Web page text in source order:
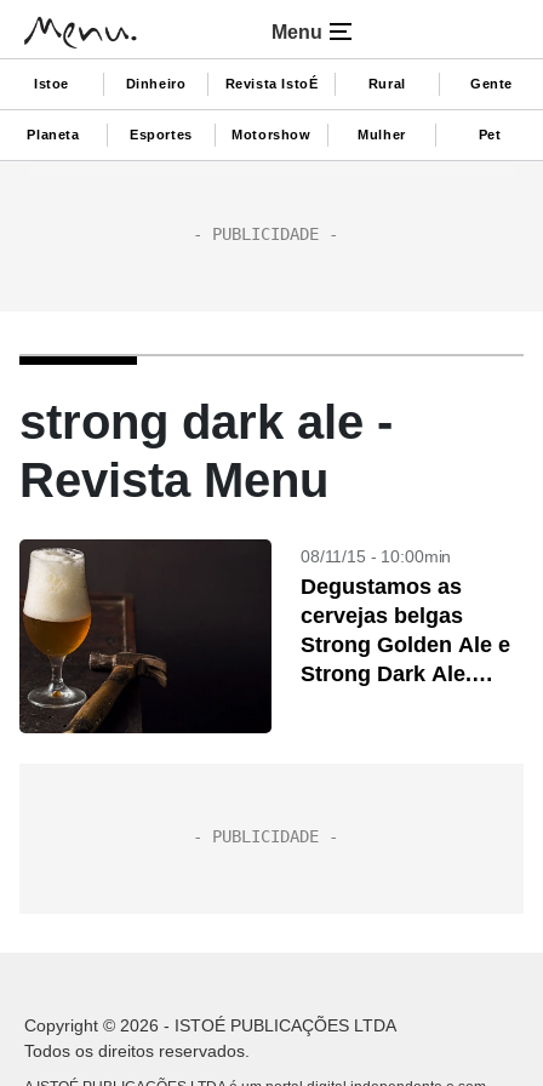
Menu
Istoe Dinheiro Revista IstoÉ Rural Gente
Planeta Esportes Motorshow Mulher Pet
strong dark ale -
Revista Menu
08/11/15 - 10:00min
Degustamos as
cervejas belgas
Strong Golden Ale e
Strong Dark Ale.
Copyright © 2026 - ISTOÉ PUBLICAÇÕES LTDA
Todos os direitos reservados.